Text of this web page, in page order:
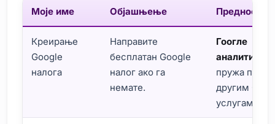
Моје име Објашњење Предности
Креирање
Google
налога
Направите
бесплатан Google
налог ако га
немате.
Гоогле
аналитика
пружа
другим
услугама.